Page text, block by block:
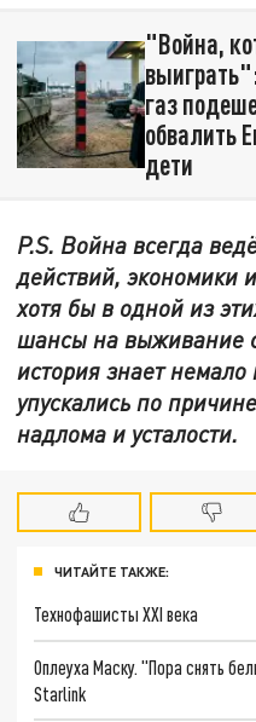
"Война,
газ
обвалить
дети
P.S. Война всегда
действий, экономики
хотя бы в одной из
шансы на выживание
история знает
упускались по
надлома и усталости.
ЧИТАЙТЕ ТАКЖЕ:
Технофашисты XXI века
Оплеуха Маску. "Пора снять
Starlink